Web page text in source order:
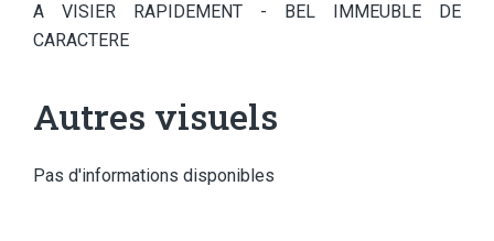
A VISIER RAPIDEMENT - BEL IMMEUBLE DE
CARACTERE
Autres visuels
Pas d'informations disponibles